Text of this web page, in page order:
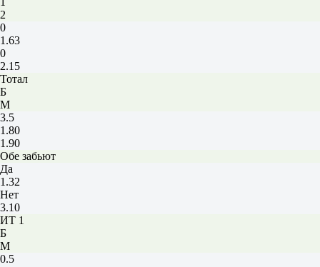
2
0
1.63
0
2.15
Тотал
Б
М
3.5
1.80
1.90
Обе забьют
Да
1.32
Нет
3.10
ИТ 1
Б
М
0.5